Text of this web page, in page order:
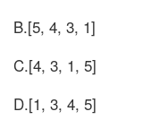
B.[5, 4, 3, 1]
C.[4, 3, 1, 5]
D.[1, 3, 4, 5]